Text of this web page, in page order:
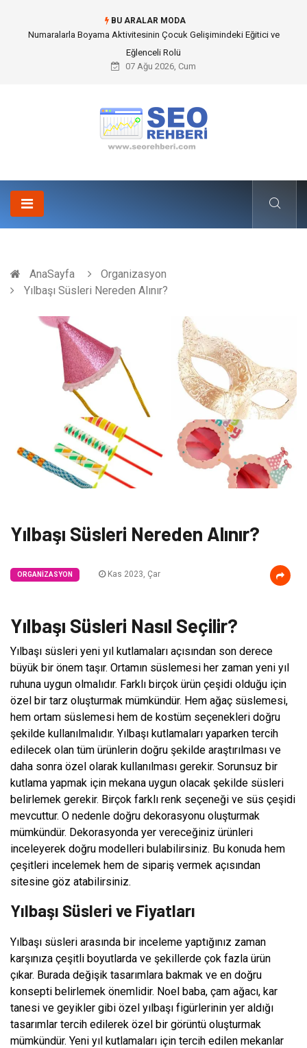
BU ARALAR MODA
Mobil Çit Kültürü and Geçici Alan Yönetimindeki Fonksiyonel Rolü
07 Ağu 2026, Cum
AnaSayfa
Organizasyon
Yılbaşı Süsleri Nereden Alınır?
Yılbaşı Süsleri Nereden Alınır?
ORGANIZASYON Kas 2023, Çar
Yılbaşı Süsleri Nasıl Seçilir?
Yılbaşı süsleri yeni yıl kutlamaları açısından son derece
büyük bir önem taşır. Ortamın süslemesi her zaman yeni yıl
ruhuna uygun olmalıdır. Farklı birçok ürün çeşidi olduğu için
özel bir tarz oluşturmak mümkündür. Hem ağaç süslemesi,
hem ortam süslemesi hem de kostüm seçenekleri doğru
şekilde kullanılmalıdır. Yılbaşı kutlamaları yaparken tercih
edilecek olan tüm ürünlerin doğru şekilde araştırılması ve
daha sonra özel olarak kullanılması gerekir. Sorunsuz bir
kutlama yapmak için mekana uygun olacak şekilde süsleri
belirlemek gerekir. Birçok farklı renk seçeneği ve süs çeşidi
mevcuttur. O nedenle doğru dekorasyonu oluşturmak
mümkündür. Dekorasyonda yer vereceğiniz ürünleri
inceleyerek doğru modelleri bulabilirsiniz. Bu konuda hem
çeşitleri incelemek hem de sipariş vermek açısından
sitesine göz atabilirsiniz.
Yılbaşı Süsleri ve Fiyatları
Yılbaşı süsleri arasında bir inceleme yaptığınız zaman
karşınıza çeşitli boyutlarda ve şekillerde çok fazla ürün
çıkar. Burada değişik tasarımlara bakmak ve en doğru
konsepti belirlemek önemlidir. Noel baba, çam ağacı, kar
tanesi ve geyikler gibi özel yılbaşı figürlerinin yer aldığı
tasarımlar tercih edilerek özel bir görüntü oluşturmak
mümkündür. Yeni yıl kutlamaları için tercih edilen mekanlar